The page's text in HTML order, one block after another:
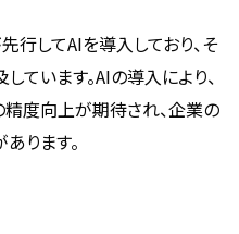
行してAIを導入しており、そ
います。AIの導入により、
度向上が期待され、企業の
ります。